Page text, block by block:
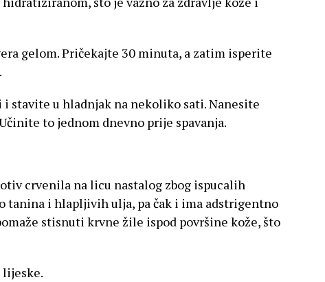
gelom. Pričekajte 30 minuta, a zatim isperite
stavite u hladnjak na nekoliko sati. Nanesite
to jednom dnevno prije spavanja.
crvenila na licu nastalog zbog ispucalih
tanina i hlapljivih ulja, pa čak i ima adstrigentno
stisnuti krvne žile ispod površine kože, što